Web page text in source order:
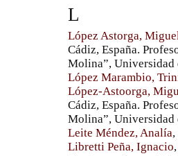
L
López Astorga,
Cádiz, España.
Molina”, Universidad
López Marambio,
López-Astoorga,
Cádiz, España.
Molina”, Universidad
Leite Méndez, Analía
Libretti Peña, Ignacio